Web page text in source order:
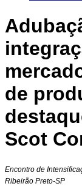
de
Scot
Encontro de
Ribeirão Preto-SP